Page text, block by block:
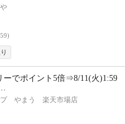
ーでポイント5倍⇒8/11(火)1:59
プ やまう 楽天市場店